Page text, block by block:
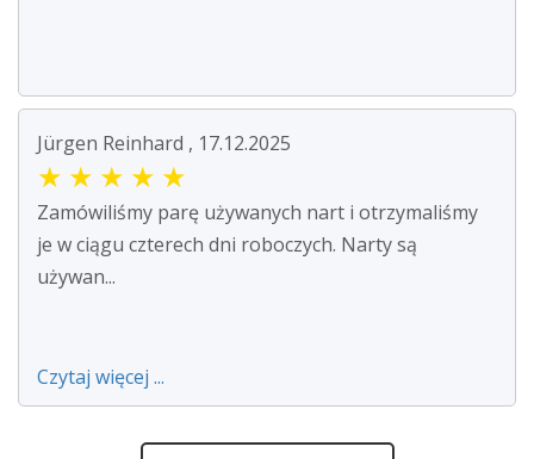
Jürgen Reinhard , 17.12.2025
★ ★ ★ ★ ★
Zamówiliśmy parę używanych nart i otrzymaliśmy
je w ciągu czterech dni roboczych. Narty są
używan...
Czytaj więcej ...